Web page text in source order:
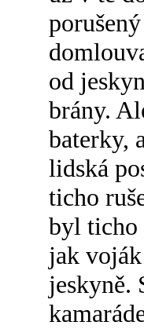
od
brány.
baterky,
lidská
ticho
byl ticho
jak
jeskyně.